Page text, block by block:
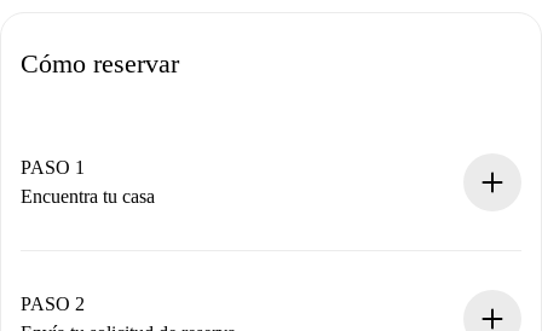
Cómo reservar
PASO 1
Encuentra tu casa
Tienes toda la información necesaria por adelantado.
PASO 2